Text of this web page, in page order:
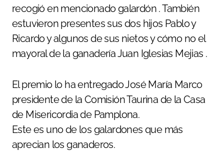
recogió en mencionado galardón . También
estuvieron presentes sus dos hijos Pablo y
Ricardo y algunos de sus nietos y cómo no el
mayoral de la ganadería Juan Iglesias Mejias .
El premio lo ha entregado José María Marco
presidente de la Comisión Taurina de la Casa
de Misericordia de Pamplona.
Este es uno de los galardones que más
aprecian los ganaderos.